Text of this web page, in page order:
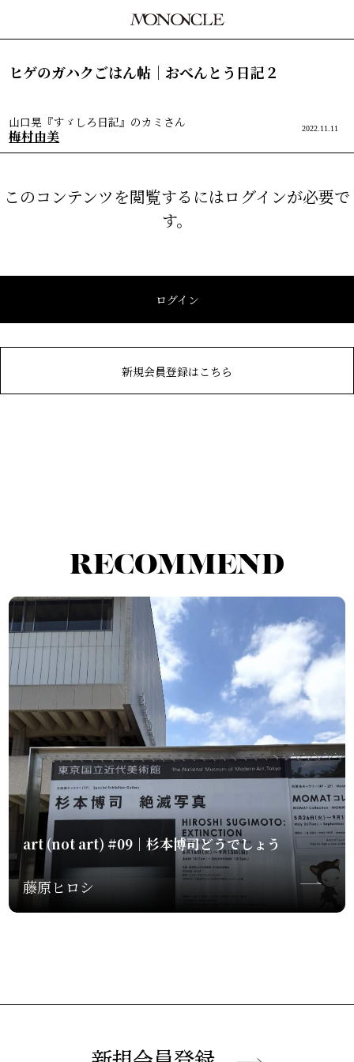
ヒゲのガハクごはん帖｜おべんとう日記２
山口晃『すゞしろ日記』のカミさん
梅村由美 2022.11.11
このコンテンツを閲覧するにはログインが必要で
す。
ログイン
新規会員登録はこちら
RECOMMEND
art (not art) #09｜杉本博司どうでしょう
藤原ヒロシ